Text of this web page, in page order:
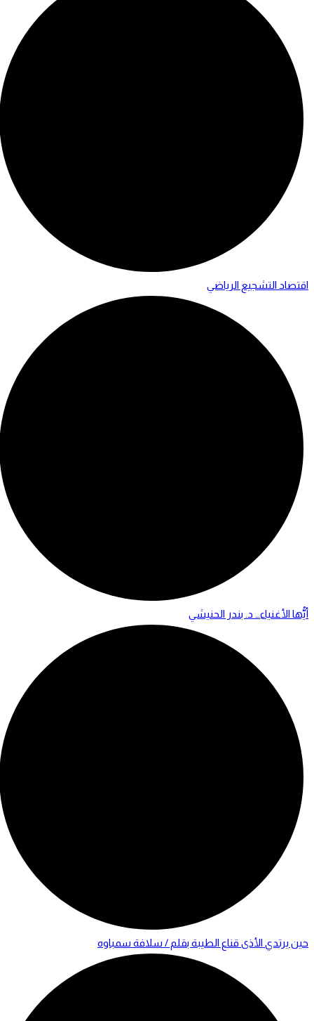
اقتصاد التشجيع الرياضي
أيُّها الأغنياء… د. بندر الحنيشي
حين يرتدي الأذى قناع الطيبة بقلم / سلافة سمباوه